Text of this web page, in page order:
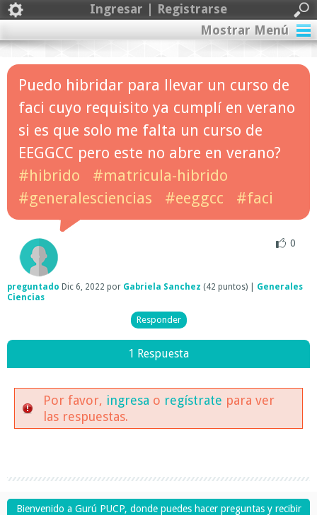
Ingresar | Registrarse
Mostrar Menú
Puedo hibridar para llevar un curso de
faci cuyo requisito ya cumplí en verano
si es que solo me falta un curso de
EEGGCC pero este no abre en verano?
#hibrido
#matricula-hibrido
#generalesciencias
#eeggcc #faci
0
preguntado Dic 6, 2022 por Gabriela Sanchez (42 puntos)
Generales
Ciencias
1 Respuesta
Por favor, ingresa o regístrate para ver
las respuestas.
Bienvenido a Gurú PUCP, donde puedes hacer preguntas y recibir